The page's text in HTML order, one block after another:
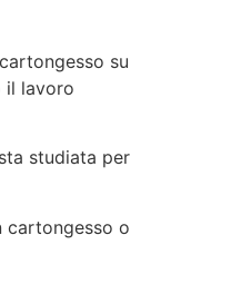
su
il lavoro
studiata per
o